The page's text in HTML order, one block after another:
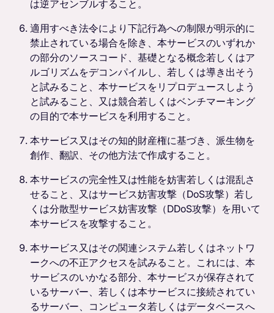
は逆アセンブルすること。
適用すべき法令により下記行為への制限が明示的に
禁止されている場合を除き、本サービスのいずれか
の部分のソースコード、基礎となる概念若しくはア
ルゴリズムをデコンパイルし、若しくは導き出そう
と試みること、本サービスをリプロデュースしよう
と試みること、又は競合若しくはベンチマーキング
の目的で本サービスを利用すること。
本サービス又はその知的財産権に基づき、派生物を
創作、翻訳、その他方法で作成すること。
本サービスの完全性又は性能を妨害若しくは混乱さ
せること、又はサービス妨害攻撃（DoS攻撃）若し
くは分散型サービス妨害攻撃（DDoS攻撃）を用いて
本サービスを攻撃すること。
本サービス又はその関連システム若しくはネットワ
ークへの不正アクセスを試みること。これには、本
サービスのいかなる部分、本サービスが保存されて
いるサーバー、若しくは本サービスに接続されてい
るサーバー、コンピュータ若しくはデータベースへ